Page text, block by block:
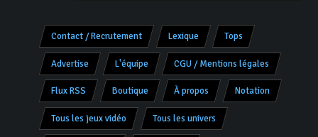
Contact / Recrutement Lexique Tops
Advertise L'équipe CGU / Mentions légales
Flux RSS Boutique À propos Notation
Tous les jeux vidéo Tous les univers